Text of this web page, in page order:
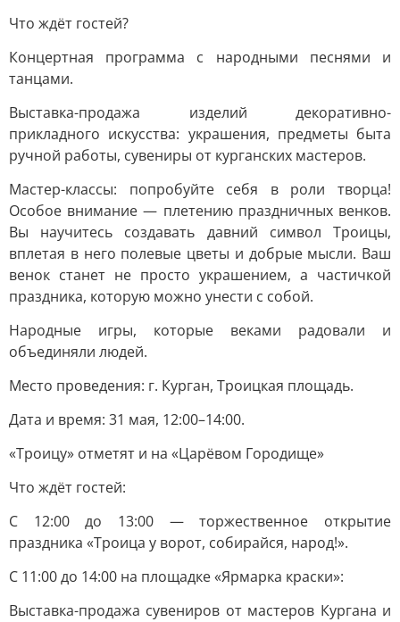
Что ждёт гостей?
Концертная программа с народными песнями и
танцами.
Выставка-продажа изделий декоративно-
прикладного искусства: украшения, предметы быта
ручной работы, сувениры от курганских мастеров.
Мастер-классы: попробуйте себя в роли творца!
Особое внимание — плетению праздничных венков.
Вы научитесь создавать давний символ Троицы,
вплетая в него полевые цветы и добрые мысли. Ваш
венок станет не просто украшением, а частичкой
праздника, которую можно унести с собой.
Народные игры, которые веками радовали и
объединяли людей.
Место проведения: г. Курган, Троицкая площадь.
Дата и время: 31 мая, 12:00–14:00.
«Троицу» отметят и на «Царёвом Городище»
Что ждёт гостей:
С 12:00 до 13:00 — торжественное открытие
праздника «Троица у ворот, собирайся, народ!».
С 11:00 до 14:00 на площадке «Ярмарка краски»:
Выставка-продажа сувениров от мастеров Кургана и